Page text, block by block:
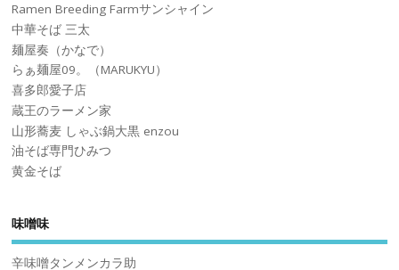
Ramen Breeding Farmサンシャイン
中華そば 三太
麺屋奏（かなで）
らぁ麺屋09。（MARUKYU）
喜多郎愛子店
蔵王のラーメン家
山形蕎麦 しゃぶ鍋大黒 enzou
油そば専門ひみつ
黄金そば
味噌味
辛味噌タンメンカラ助